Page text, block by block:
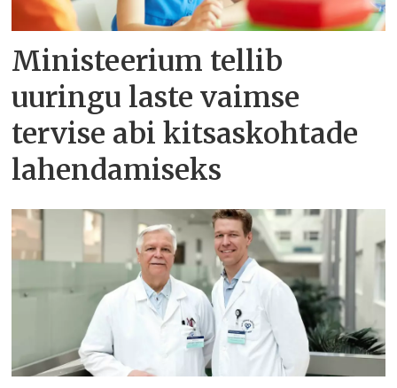
Ministeerium tellib
uuringu laste vaimse
tervise abi kitsaskohtade
lahendamiseks